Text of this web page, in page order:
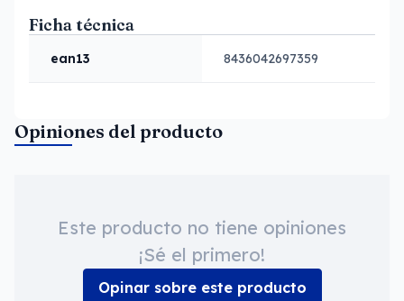
Ficha técnica
ean13 8436042697359
Opiniones del producto
Este producto no tiene opiniones
¡Sé el primero!
Opinar sobre este producto